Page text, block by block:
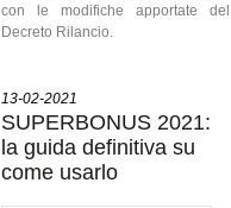
con le modifiche apportate del
Decreto Rilancio.
13-02-2021
SUPERBONUS 2021:
la guida definitiva su
come usarlo